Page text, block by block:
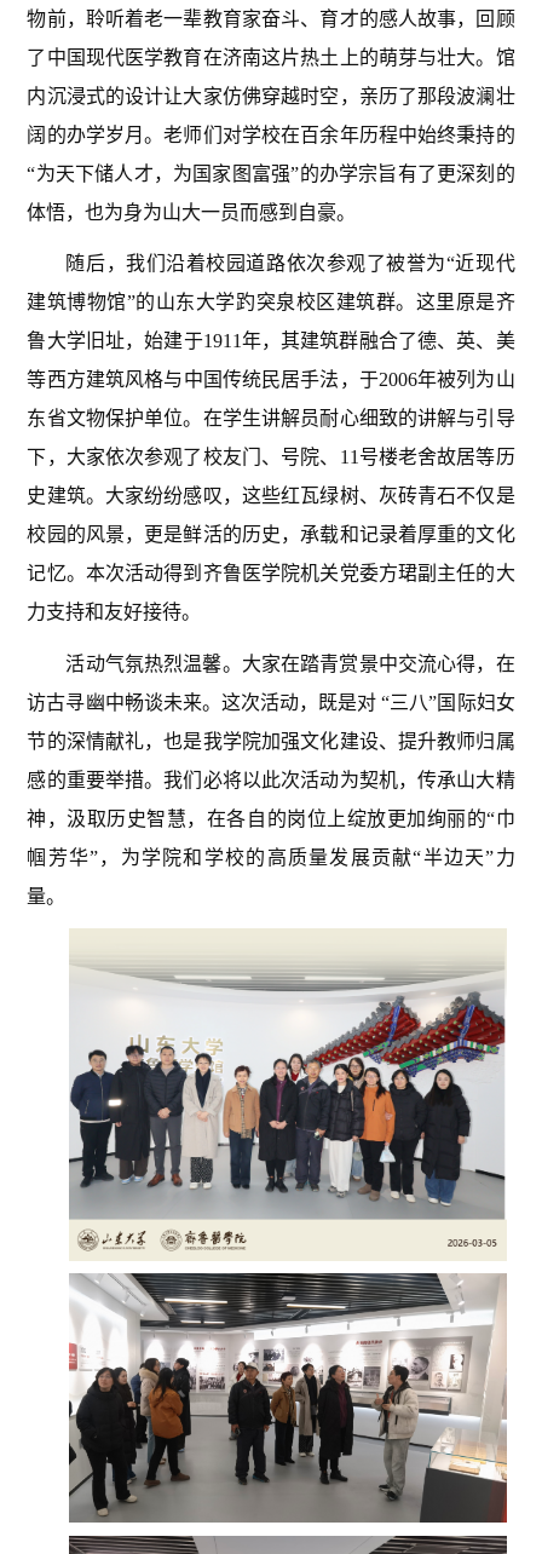
物前，聆听着老一辈教育家奋斗、育才的感人故事，回顾
了中国现代医学教育在济南这片热土上的萌芽与壮大。馆
内沉浸式的设计让大家仿佛穿越时空，亲历了那段波澜壮
阔的办学岁月。老师们对学校在百余年历程中始终秉持的
“为天下储人才，为国家图富强”的办学宗旨有了更深刻的
体悟，也为身为山大一员而感到自豪。
随后，我们沿着校园道路依次参观了被誉为“近现代
建筑博物馆”的山东大学趵突泉校区建筑群。这里原是齐
鲁大学旧址，始建于1911年，其建筑群融合了德、英、美
等西方建筑风格与中国传统民居手法，于2006年被列为山
东省文物保护单位。在学生讲解员耐心细致的讲解与引导
下，大家依次参观了校友门、号院、 11 号楼老舍故居等历
史建筑。大家纷纷感叹，这些红瓦绿树、灰砖青石不仅是
校园的风景，更是鲜活的历史，承载和记录着厚重的文化
记忆。本次活动得到齐鲁医学院机关党委方珺副主任的大
力支持和友好接待。
活动气氛热烈温馨。大家在踏青赏景中交流心得，在
访古寻幽中畅谈未来。这次活动，既是对 “三八”国际妇女
节的深情献礼，也是我学院加强文化建设、提升教师归属
感的重要举措。我们必将以此次活动为契机，传承山大精
神，汲取历史智慧，在各自的岗位上绽放更加绚丽的“巾
帼芳华”，为学院和学校的高质量发展贡献“半边天”力
量。